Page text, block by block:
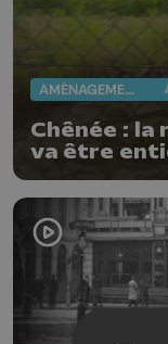
AMÉNAGEMENT DU TERRITOIRE
Chênée : la
va être